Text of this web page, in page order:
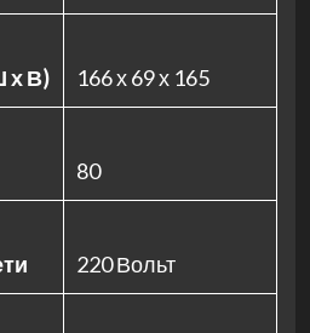
х В) 166 х 69 х 165
80
220 Вольт